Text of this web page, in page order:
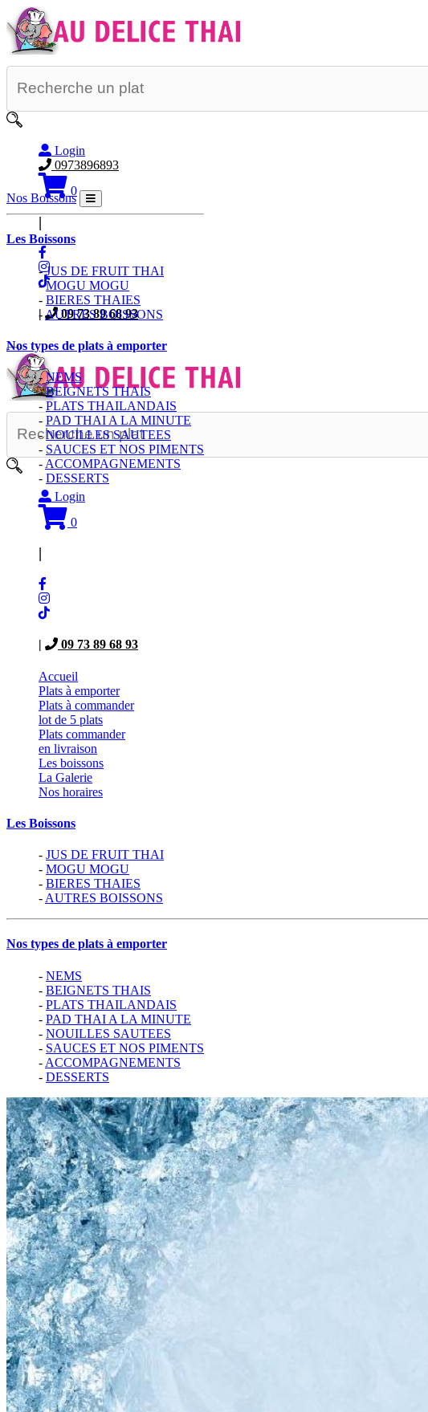
Login
0973896893
0
|
| 09 73 89 68 93
Login
0
|
| 09 73 89 68 93
Accueil
Plats à emporter
Plats à commander
lot de 5 plats
Plats commander
en livraison
Les boissons
La Galerie
Nos horaires
Les Boissons
- JUS DE FRUIT THAI
- MOGU MOGU
- BIERES THAIES
- AUTRES BOISSONS
Nos types de plats à emporter
- NEMS
- BEIGNETS THAIS
- PLATS THAILANDAIS
- PAD THAI A LA MINUTE
- NOUILLES SAUTEES
- SAUCES ET NOS PIMENTS
- ACCOMPAGNEMENTS
- DESSERTS
Nos Boissons
Les Boissons
-JUS DE FRUIT THAI
-MOGU MOGU
- BIERES THAIES
-AUTRES BOISSONS
Nos types de plats à emporter
-NEMS
-BEIGNETS THAIS
- PLATS THAILANDAIS
- PAD THAI A LA MINUTE
-NOUILLES SAUTEES
- SAUCES ET NOS PIMENTS
- ACCOMPAGNEMENTS
- DESSERTS